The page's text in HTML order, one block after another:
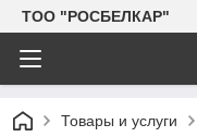
TOO "РОСБЕЛКАР"
Товары и услуги